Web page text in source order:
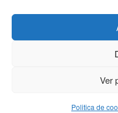
Ver
Politica de
Theme: